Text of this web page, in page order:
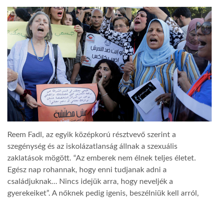
Reem Fadl, az egyik középkorú résztvevő szerint a
szegénység és az iskolázatlanság állnak a szexuális
zaklatások mögött. “Az emberek nem élnek teljes életet.
Egész nap rohannak, hogy enni tudjanak adni a
családjuknak… Nincs idejük arra, hogy neveljék a
gyerekeiket”. A nőknek pedig igenis, beszélniük kell arról,